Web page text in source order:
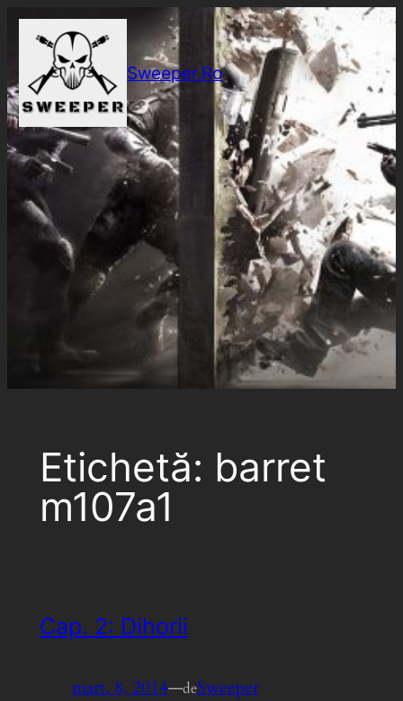
Sari
conținut
Sweeper.Ro
Etichetă: barret
m107a1
Cap. 2: Dihorii
mart. 8, 2014—deSweeper